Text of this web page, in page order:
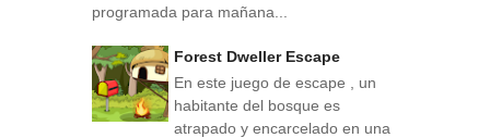
programada para mañana...
Forest Dweller Escape
En este juego de escape , un
habitante del bosque es
atrapado y encarcelado en una